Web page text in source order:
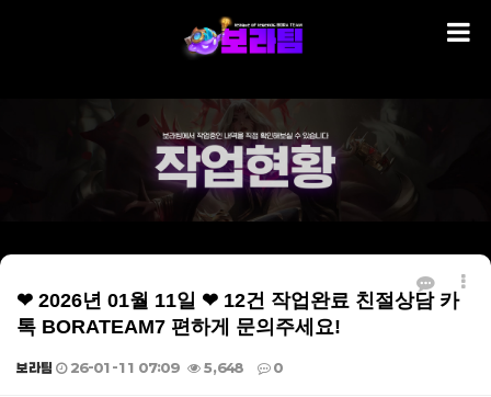
❤ 2026년 01월 11일 ❤ 12건 작업완료 친절상담 카
톡 BORATEAM7 편하게 문의주세요!
보라팀 26-01-11 07:09 5,648 0